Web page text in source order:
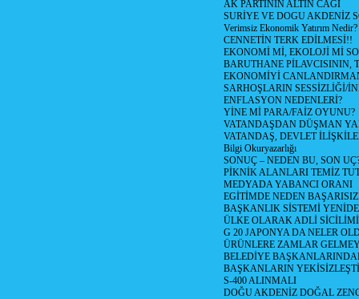
AK PARTİNİN ALTIN CAGI
SURİYE VE DOGU AKDENİZ
Verimsiz Ekonomik Yatırım Nedir?
CENNETİN TERK EDİLMESİ!!
EKONOMİ Mİ, EKOLOJİ Mİ
BARUTHANE PİLAVCISININ,
EKONOMİYİ
SARHOŞLARIN SESSİZLİĞİ/
ENFLASYON NEDENLERİ?
YİNE Mİ PARA/FAİZ OYUNU?
VATANDAŞDAN DÜŞMAN
VATANDAŞ, DEVLET
Bilgi Okuryazarlığı
SONUÇ – NEDEN BU, SON
PİKNİK ALANLARI TEMİZ
MEDYADA YABANCI ORANI
EGİTİMDE NEDEN
BAŞKANLIK SİSTEMİ
ÜLKE OLARAK ADLİ
G 20 JAPONYA DA NELER
ÜRÜNLERE ZAMLAR
BELEDİYE
BAŞKANLARIN
S-400 ALINMALI
DOĞU AKDENİZ DOĞAL